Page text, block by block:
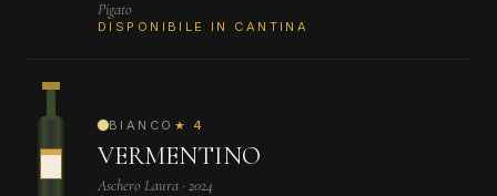
Pigato
DISPONIBILE IN CANTINA
BIANCO ★ 4
VERMENTINO
Aschero Laura · 2024